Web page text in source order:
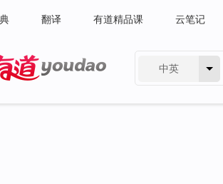
翻译 有道精品课 云笔记
中英